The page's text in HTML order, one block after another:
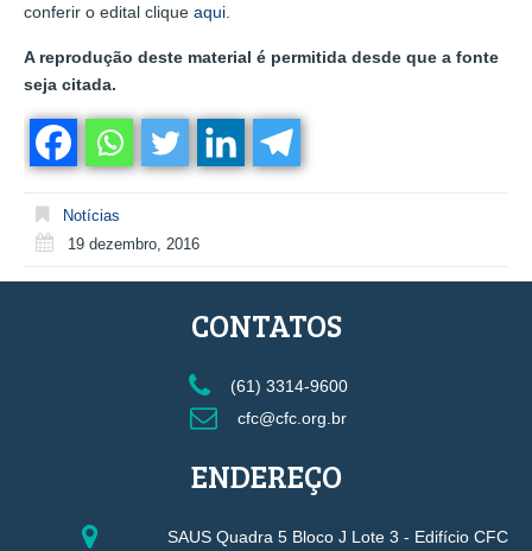
conferir o edital clique aqui
A reprodução deste material é permitida desde que a fonte
seja citada.
Notícias
19 dezembro, 2016
CONTATOS
(61) 3314-9600
cfc@cfc.org.br
ENDEREÇO
SAUS Quadra 5 Bloco J Lote 3 - Edifício CFC